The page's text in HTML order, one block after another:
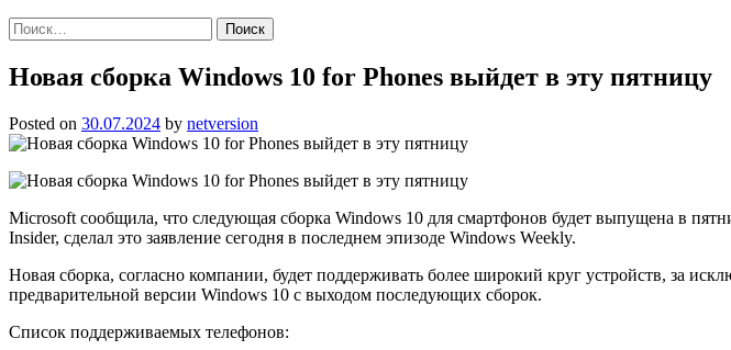
Найти:
Новая сборка Windows 10 for Phones выйдет в эту пятницу
Posted on 30.07.2024 by netversion
Microsoft сообщила, что следующая сборка Windows 10 для смартфонов будет выпущена в
Insider, сделал это заявление сегодня в последнем эпизоде Windows Weekly.
Новая сборка, согласно компании, будет поддерживать более широкий круг устройств, за
предварительной версии Windows 10 c выходом последующих сборок.
Список поддерживаемых телефонов: